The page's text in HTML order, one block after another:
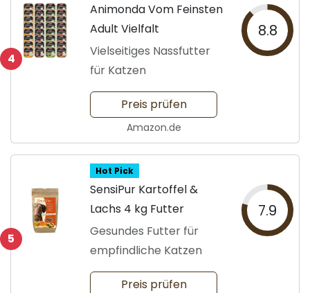
4
Animonda Vom Feinsten
Adult Vielfalt
Vielseitiges Nassfutter
für Katzen
8.8
Preis prüfen
Amazon.de
5
Hot Pick
SensiPur Kartoffel &
Lachs 4 kg Futter
Gesundes Futter für
empfindliche Katzen
7.9
Preis prüfen